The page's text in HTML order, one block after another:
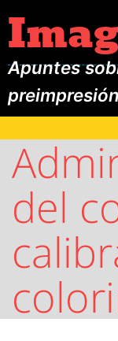
Apuntes
preimpresión
del